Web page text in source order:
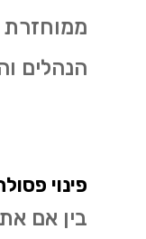
הנהלים
פינוי
בין אם